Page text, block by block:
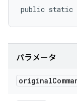
public static
パラメータ
original